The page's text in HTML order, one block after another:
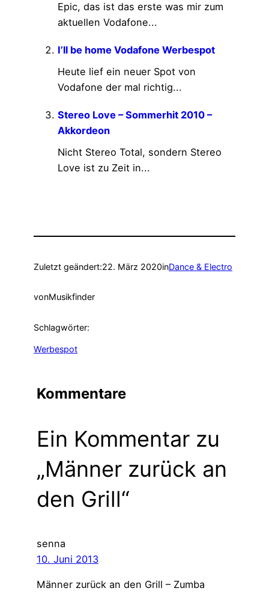
Epic, das ist das erste was mir zum
aktuellen Vodafone...
I’ll be home Vodafone Werbespot
Heute lief ein neuer Spot von
Vodafone der mal richtig...
Stereo Love – Sommerhit 2010 –
Akkordeon
Nicht Stereo Total, sondern Stereo
Love ist zu Zeit in...
Zuletzt geändert:22. März 2020inDance & Electro
vonMusikfinder
Schlagwörter:
Werbespot
Kommentare
Ein Kommentar zu
„Männer zurück an
den Grill“
senna
10. Juni 2013
Männer zurück an den Grill – Zumba